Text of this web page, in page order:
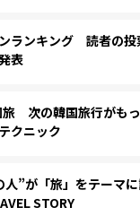
ランキング 読者の投
表
次の韓国旅行がもっ
クニック
人”が「旅」をテーマ
STORY